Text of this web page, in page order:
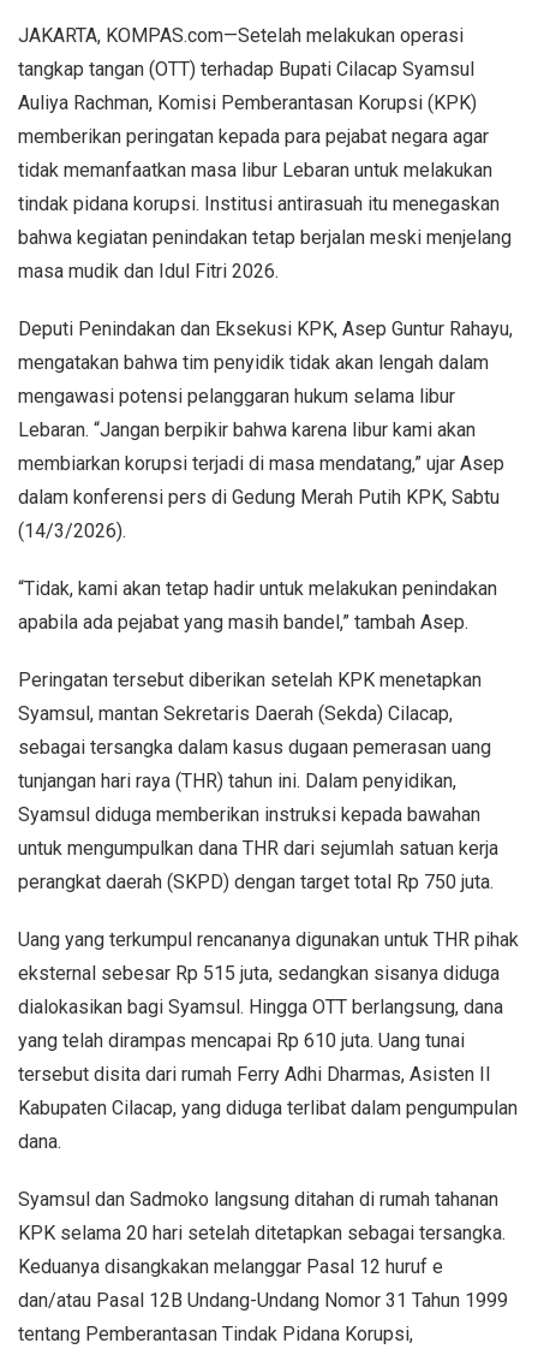
JAKARTA, KOMPAS.com—Setelah melakukan operasi
tangkap tangan (OTT) terhadap Bupati Cilacap Syamsul
Auliya Rachman, Komisi Pemberantasan Korupsi (KPK)
memberikan peringatan kepada para pejabat negara agar
tidak memanfaatkan masa libur Lebaran untuk melakukan
tindak pidana korupsi. Institusi antirasuah itu menegaskan
bahwa kegiatan penindakan tetap berjalan meski menjelang
masa mudik dan Idul Fitri 2026.
Deputi Penindakan dan Eksekusi KPK, Asep Guntur Rahayu,
mengatakan bahwa tim penyidik tidak akan lengah dalam
mengawasi potensi pelanggaran hukum selama libur
Lebaran. “Jangan berpikir bahwa karena libur kami akan
membiarkan korupsi terjadi di masa mendatang,” ujar Asep
dalam konferensi pers di Gedung Merah Putih KPK, Sabtu
(14/3/2026).
“Tidak, kami akan tetap hadir untuk melakukan penindakan
apabila ada pejabat yang masih bandel,” tambah Asep.
Peringatan tersebut diberikan setelah KPK menetapkan
Syamsul, mantan Sekretaris Daerah (Sekda) Cilacap,
sebagai tersangka dalam kasus dugaan pemerasan uang
tunjangan hari raya (THR) tahun ini. Dalam penyidikan,
Syamsul diduga memberikan instruksi kepada bawahan
untuk mengumpulkan dana THR dari sejumlah satuan kerja
perangkat daerah (SKPD) dengan target total Rp 750 juta.
Uang yang terkumpul rencananya digunakan untuk THR pihak
eksternal sebesar Rp 515 juta, sedangkan sisanya diduga
dialokasikan bagi Syamsul. Hingga OTT berlangsung, dana
yang telah dirampas mencapai Rp 610 juta. Uang tunai
tersebut disita dari rumah Ferry Adhi Dharmas, Asisten II
Kabupaten Cilacap, yang diduga terlibat dalam pengumpulan
dana.
Syamsul dan Sadmoko langsung ditahan di rumah tahanan
KPK selama 20 hari setelah ditetapkan sebagai tersangka.
Keduanya disangkakan melanggar Pasal 12 huruf e
dan/atau Pasal 12B Undang-Undang Nomor 31 Tahun 1999
tentang Pemberantasan Tindak Pidana Korupsi,